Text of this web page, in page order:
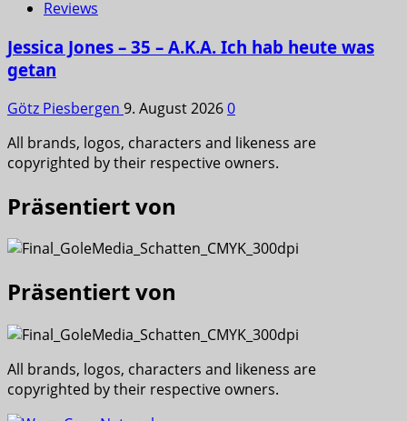
Reviews
Jessica Jones – 35 – A.K.A. Ich hab heute was
getan
Götz Piesbergen 9. August 20260
All brands, logos, characters and likeness are
copyrighted by their respective owners.
Präsentiert von
Präsentiert von
All brands, logos, characters and likeness are
copyrighted by their respective owners.